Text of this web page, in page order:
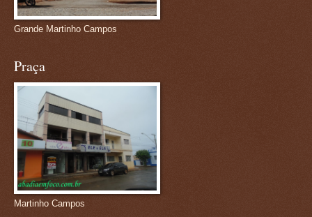
Grande Martinho Campos
Praça
Martinho Campos